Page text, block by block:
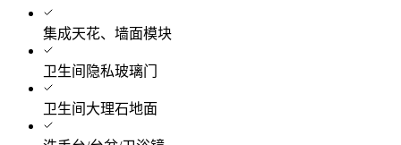
集成天花、墙面模块
卫生间隐私玻璃门
卫生间大理石地面